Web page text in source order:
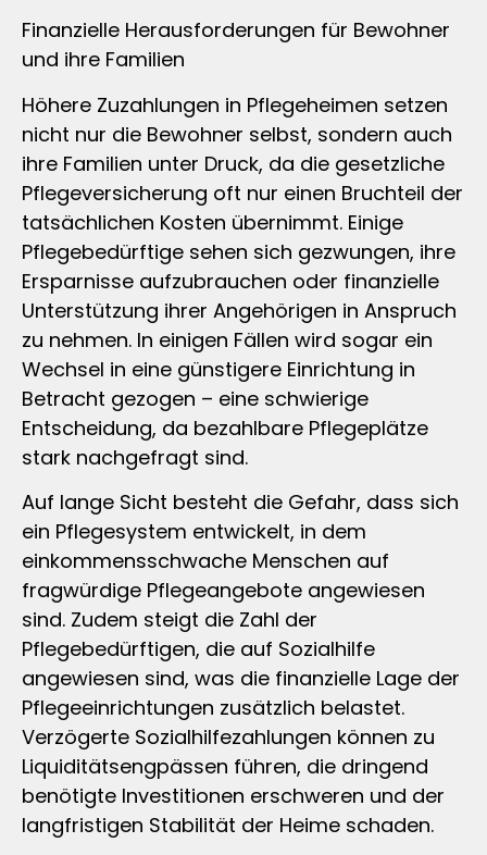
Finanzielle Herausforderungen für Bewohner
und ihre Familien
Höhere Zuzahlungen in Pflegeheimen setzen
nicht nur die Bewohner selbst, sondern auch
ihre Familien unter Druck, da die gesetzliche
Pflegeversicherung oft nur einen Bruchteil der
tatsächlichen Kosten übernimmt. Einige
Pflegebedürftige sehen sich gezwungen, ihre
Ersparnisse aufzubrauchen oder finanzielle
Unterstützung ihrer Angehörigen in Anspruch
zu nehmen. In einigen Fällen wird sogar ein
Wechsel in eine günstigere Einrichtung in
Betracht gezogen – eine schwierige
Entscheidung, da bezahlbare Pflegeplätze
stark nachgefragt sind.
Auf lange Sicht besteht die Gefahr, dass sich
ein Pflegesystem entwickelt, in dem
einkommensschwache Menschen auf
fragwürdige Pflegeangebote angewiesen
sind. Zudem steigt die Zahl der
Pflegebedürftigen, die auf Sozialhilfe
angewiesen sind, was die finanzielle Lage der
Pflegeeinrichtungen zusätzlich belastet.
Verzögerte Sozialhilfezahlungen können zu
Liquiditätsengpässen führen, die dringend
benötigte Investitionen erschweren und der
langfristigen Stabilität der Heime schaden.